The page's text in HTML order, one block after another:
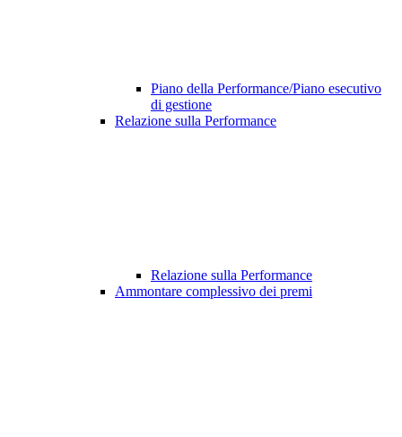
Piano della Performance/Piano esecutivo
di gestione
Relazione sulla Performance
Relazione sulla Performance
Ammontare complessivo dei premi